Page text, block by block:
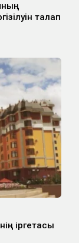
талап
іргетасы